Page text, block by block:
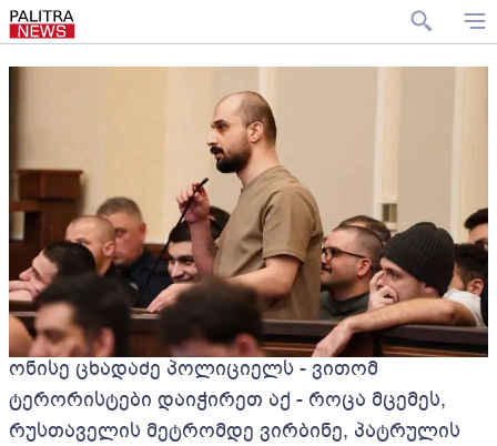
ონისე ცხადაძე პოლიციელს - ვითომ
ტერორისტები დაიჭირეთ აქ - როცა მცემეს,
რუსთაველის მეტრომდე ვირბინე, პატრულის